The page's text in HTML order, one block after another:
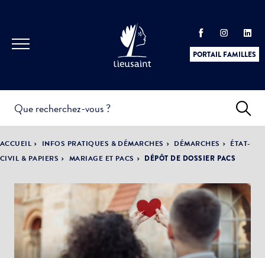
PORTAIL FAMILLES
PRATIQUES &
DÉMARCHES
ACTUALITÉS &
ÉVÈNEMENTS
LA VILLE
DÉMOCRATIE
PARTICIPATIVE
ACCUEIL INFOS PRATIQUES & DÉMARCHES DÉMARCHES
ÉTAT-
CIVIL & PAPIERS
MARIAGE ET PACS DÉPÔT DE DOSSIER PACS